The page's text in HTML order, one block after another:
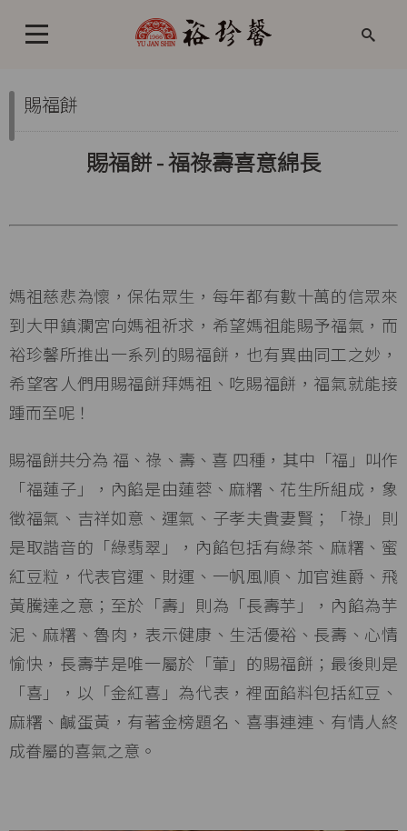
賜福餅
賜福餅 - 福祿壽喜意綿長
媽祖慈悲為懷，保佑眾生，每年都有數十萬的信眾來
到大甲鎮瀾宮向媽祖祈求，希望媽祖能賜予福氣，而
裕珍馨所推出一系列的賜福餅，也有異曲同工之妙，
希望客人們用賜福餅拜媽祖、吃賜福餅，福氣就能接
踵而至呢！
賜福餅共分為 福、祿、壽、喜 四種，其中「福」叫作
「福蓮子」，內餡是由蓮蓉、麻糬、花生所組成，象
徵福氣、吉祥如意、運氣、子孝夫貴妻賢；「祿」則
是取諧音的「綠翡翠」，內餡包括有綠茶、麻糬、蜜
紅豆粒，代表官運、財運、一帆風順、加官進爵、飛
黃騰達之意；至於「壽」則為「長壽芋」，內餡為芋
泥、麻糬、魯肉，表示健康、生活優裕、長壽、心情
愉快，長壽芋是唯一屬於「葷」的賜福餅；最後則是
「喜」，以「金紅喜」為代表，裡面餡料包括紅豆、
麻糬、鹹蛋黃，有著金榜題名、喜事連連、有情人終
成眷屬的喜氣之意。